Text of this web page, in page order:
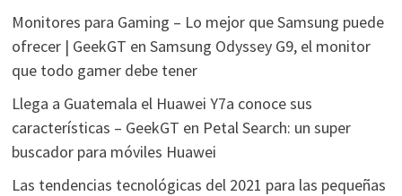
Monitores para Gaming – Lo mejor que Samsung puede
ofrecer | GeekGT en Samsung Odyssey G9, el monitor
que todo gamer debe tener
Llega a Guatemala el Huawei Y7a conoce sus
características – GeekGT en Petal Search: un super
buscador para móviles Huawei
Las tendencias tecnológicas del 2021 para las pequeñas